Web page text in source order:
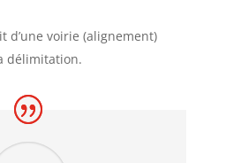
d’une voirie (alignement)
délimitation.